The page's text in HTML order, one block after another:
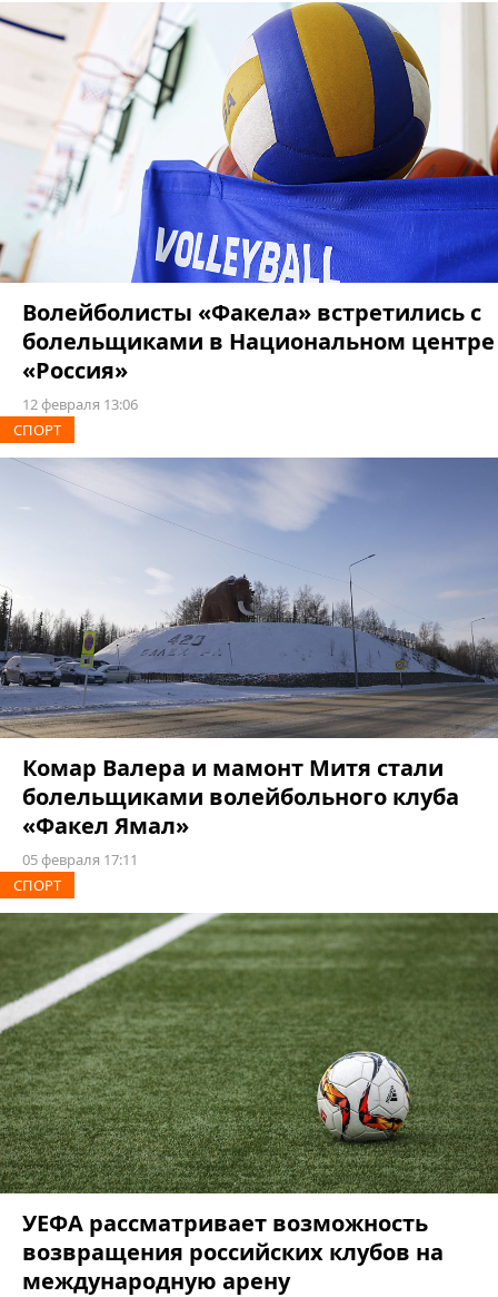
Волейболисты «Факела» встретились с
болельщиками в Национальном центре
«Россия»
12 февраля 13:06
СПОРТ
Комар Валера и мамонт Митя стали
болельщиками волейбольного клуба
«Факел Ямал»
05 февраля 17:11
СПОРТ
УЕФА рассматривает возможность
возвращения российских клубов на
международную арену